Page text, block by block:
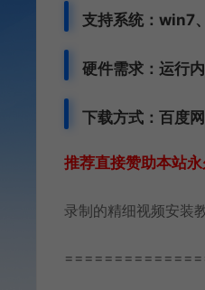
支持系统：win7
硬件需求：运行
下载方式：百度
推荐直接赞助本站
录制的精细视频安装